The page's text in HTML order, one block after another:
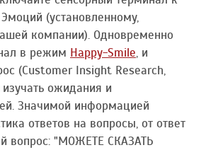
(установленному,
компании). Одновременно
в режим Happy-Smile, и
(Customer Insight Research,
ожидания и
Значимой информацией
ответов на вопросы, от ответ
вопрос: "МОЖЕТЕ СКАЗАТЬ